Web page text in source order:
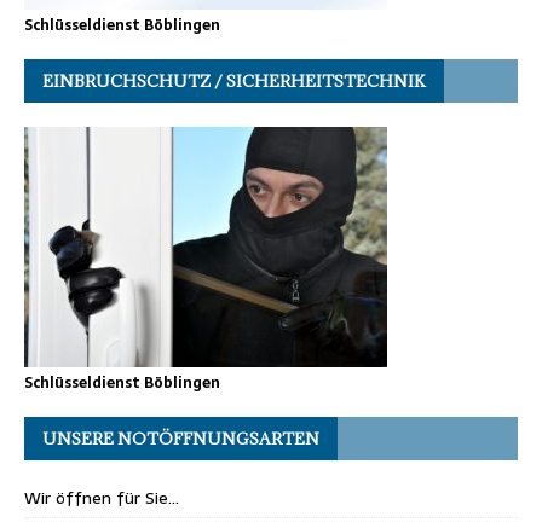
Schlüsseldienst Böblingen
EINBRUCHSCHUTZ / SICHERHEITSTECHNIK
Schlüsseldienst Böblingen
UNSERE NOTÖFFNUNGSARTEN
Wir öffnen für Sie…